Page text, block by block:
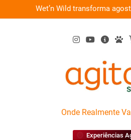
to
Wet’n Wild transforma
Onde Realmente
Experiências